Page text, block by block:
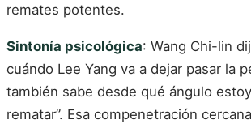
remates potentes.
Sintonía psicológica: Wang Chi-lin
cuándo Lee Yang va a dejar pasar la
también sabe desde qué ángulo
rematar”. Esa compenetración